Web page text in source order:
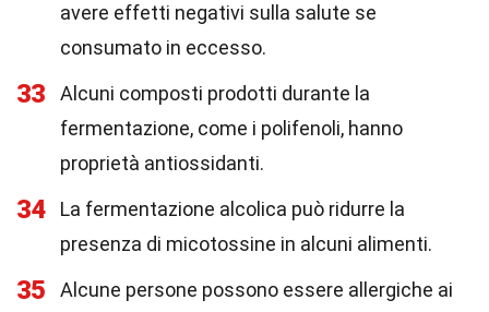
avere effetti negativi sulla salute se
consumato in eccesso.
33
Alcuni composti prodotti durante la
fermentazione, come i polifenoli, hanno
proprietà antiossidanti.
34
La fermentazione alcolica può ridurre la
presenza di micotossine in alcuni alimenti.
35
Alcune persone possono essere allergiche ai